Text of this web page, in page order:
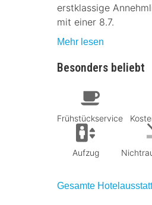
erstklassige
mit einer 8.7.
Mehr lesen
Besonders beliebt
Frühstückservice
Aufzug
Gesamte